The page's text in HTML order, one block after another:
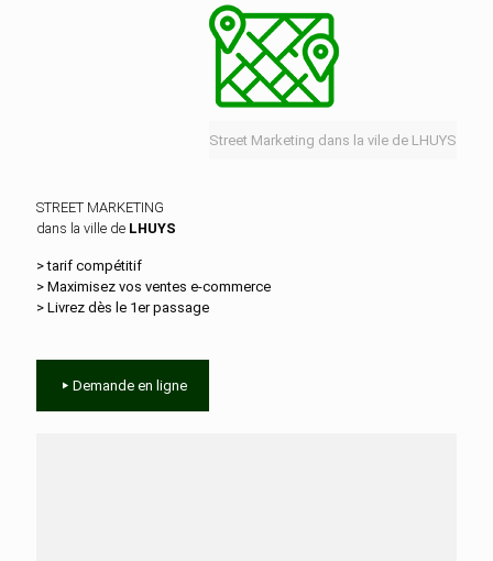
Street Marketing dans la vile de LHUYS
STREET MARKETING
dans la ville de LHUYS
> tarif compétitif
> Maximisez vos ventes e‑commerce
> Livrez dès le 1er passage
Demande en ligne